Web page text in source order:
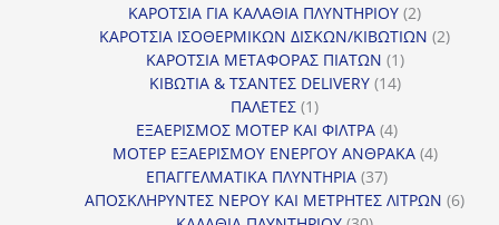
προϊόν
ΚΑΡΟΤΣΙΑ ΓΙΑ ΚΑΛΑΘΙΑ ΠΛΥΝΤΗΡΙΟΥ 22
προϊόντα
ΚΑΡΟΤΣΙΑ ΙΣΟΘΕΡΜΙΚΩΝ ΔΙΣΚΩΝ/ΚΙΒΩΤΙΩΝ 22
ΚΑΡΟΤΣΙΑ ΜΕΤΑΦΟΡΑΣ ΠΙΑΤΩΝ 11
προϊόν
ΚΙΒΩΤΙΑ & ΤΣΑΝΤΕΣ DELIVERY 1414
ΠΑΛΕΤΕΣ 11
προϊόν
ΕΞΑΕΡΙΣΜΟΣ ΜΟΤΕΡ ΚΑΙ ΦΙΛΤΡΑ 44
προϊόντα
ΜΟΤΕΡ ΕΞΑΕΡΙΣΜΟΥ ΕΝΕΡΓΟΥ ΑΝΘΡΑΚΑ 44
ΕΠΑΓΓΕΛΜΑΤΙΚΑ ΠΛΥΝΤΗΡΙΑ 3737
προϊόντα
ΑΠΟΣΚΛΗΡΥΝΤΕΣ ΝΕΡΟΥ ΚΑΙ ΜΕΤΡΗΤΕΣ ΛΙΤΡΩΝ 66